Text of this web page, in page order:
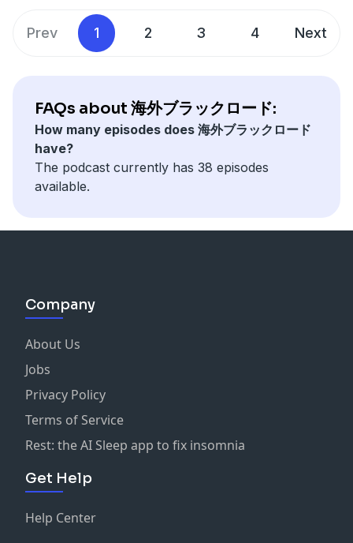
Prev 1 2 3 4 Next
FAQs about 海外ブラックロード:
How many episodes does 海外ブラックロード
have?
The podcast currently has 38 episodes
available.
Company
About Us
Jobs
Privacy Policy
Terms of Service
Rest: the AI Sleep app to fix insomnia
Get Help
Help Center